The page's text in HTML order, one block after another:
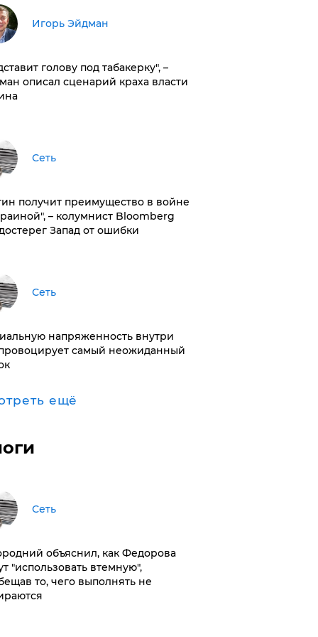
Игорь Эйдман
голову под табакерку", –
описал сценарий краха власти
Сеть
получит преимущество в войне
– колумнист Bloomberg
Запад от ошибки
Сеть
напряженность внутри
самый неожиданный
ещё
Сеть
объяснил, как Федорова
"использовать втемную",
то, чего выполнять не